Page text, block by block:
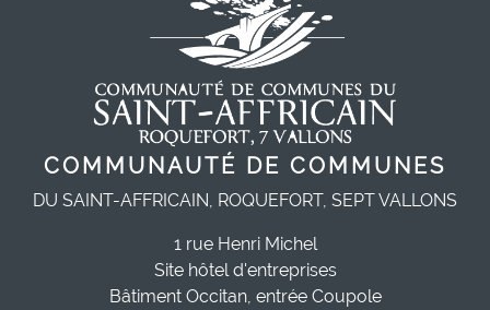
COMMUNAUTÉ DE COMMUNES
DU SAINT-AFFRICAIN, ROQUEFORT, SEPT VALLONS
1 rue Henri Michel
Site hôtel d'entreprises
Bâtiment Occitan, entrée Coupole